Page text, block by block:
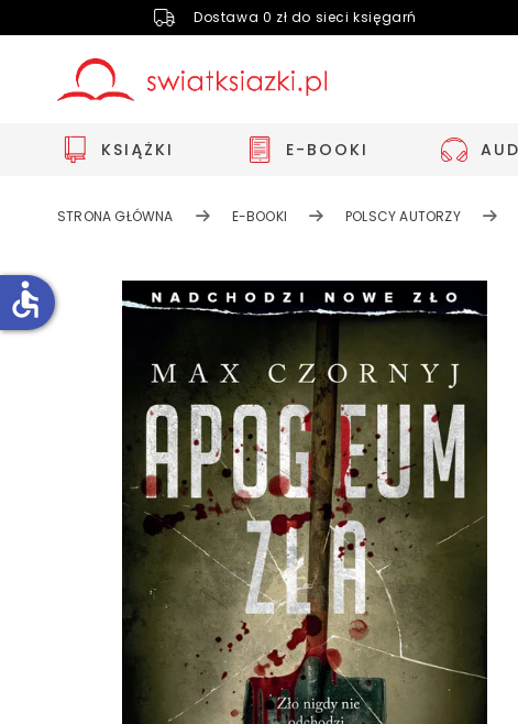
Dostawa 0 zł do sieci księgarń
KSIĄŻKI E-BOOKI
STRONA GŁÓWNA E-BOOKI POLSCY AUTORZY
accessible
Zmniejsz rozmiar czcionki
Powiększony kursor
Podkreślenie linków